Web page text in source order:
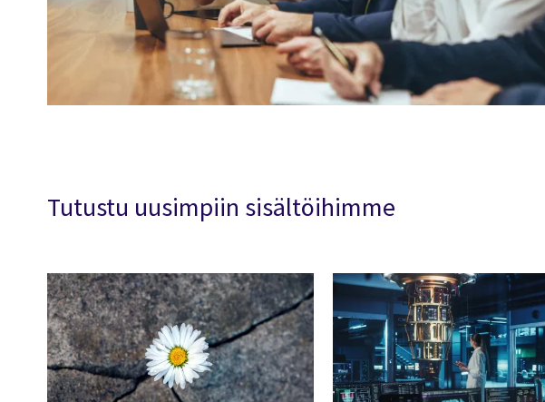
Tutustu uusimpiin sisältöihimme